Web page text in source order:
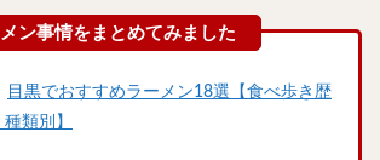
目黒でおすすめラーメン18選【食べ歩き歴
類別】